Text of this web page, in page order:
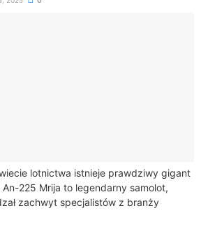
lotnictwa istnieje prawdziwy gigant
225 Mrija to legendarny samolot,
zachwyt specjalistów z branży
statek powietrzny został...